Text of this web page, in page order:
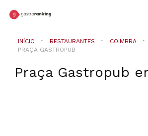
INÍCIO RESTAURANTES COIMBRA
PRAÇA GASTROPUB
Praça Gastropub